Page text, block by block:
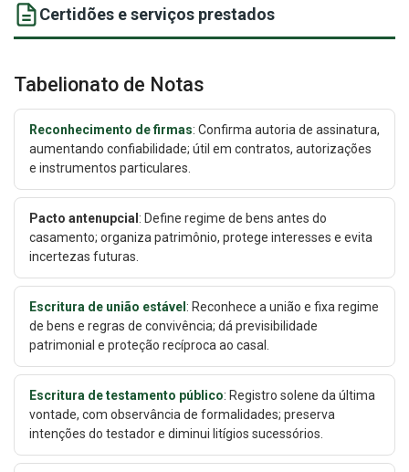
Certidões e serviços prestados
Tabelionato de Notas
Reconhecimento de firmas: Confirma autoria de assinatura,
aumentando confiabilidade; útil em contratos, autorizações
e instrumentos particulares.
Pacto antenupcial : Define regime de bens antes do
casamento; organiza patrimônio, protege interesses e evita
incertezas futuras.
Escritura de união estável : Reconhece a união e fixa regime
de bens e regras de convivência; dá previsibilidade
patrimonial e proteção recíproca ao casal.
Escritura de testamento público: Registro solene da última
vontade, com observância de formalidades; preserva
intenções do testador e diminui litígios sucessórios.